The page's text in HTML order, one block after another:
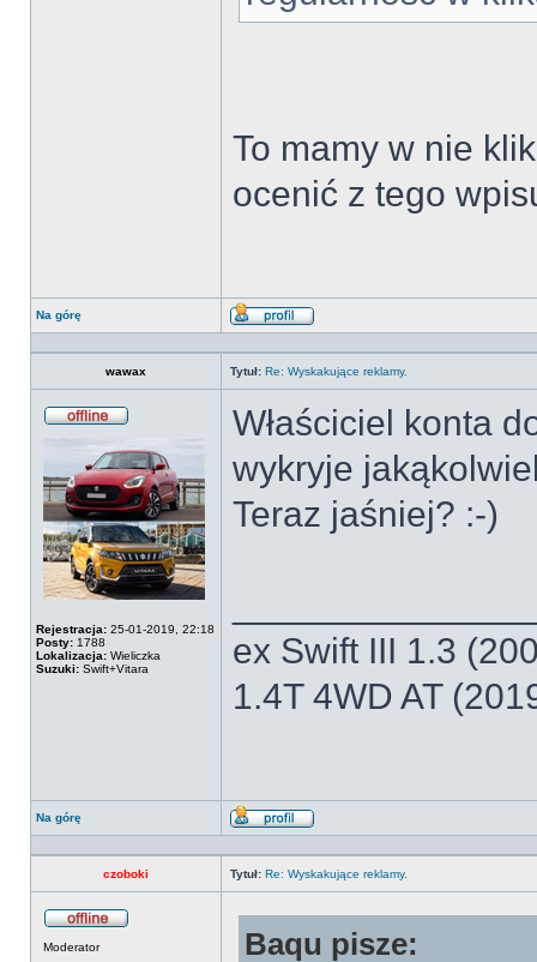
To mamy w nie
ocenić z tego
Na górę
Wyświetl
wawax
Tytuł: Re: Wyskakujące reklamy.
Rejestracja: 25-01-2019, 22:18
Posty: 1788
Lokalizacja: Wieliczka
Suzuki: Swift+Vitara
Właściciel konta
wykryje
Teraz jaśniej? :-)
ex Swift III 1.3
1.4T 4WD AT
Na górę
Wyświetl
czoboki
Tytuł: Re: Wyskakujące reklamy.
Moderator
Baqu pisze: